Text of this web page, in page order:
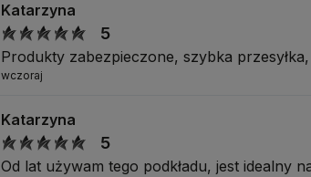
Katarzyna
5
Produkty zabezpieczone, szybka
wczoraj
Katarzyna
5
Od lat używam tego podkładu, jest idealny